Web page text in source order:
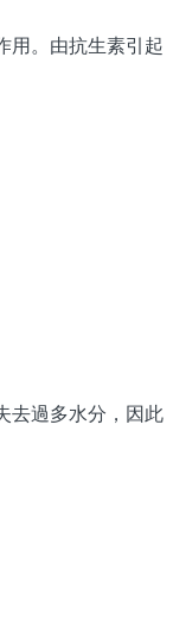
。 由抗生素引起
去過多水分，因此